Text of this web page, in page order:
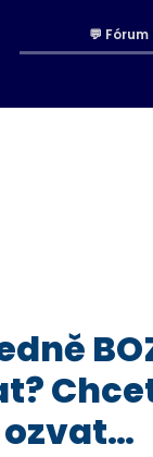
💬 Fórum
ozvat…